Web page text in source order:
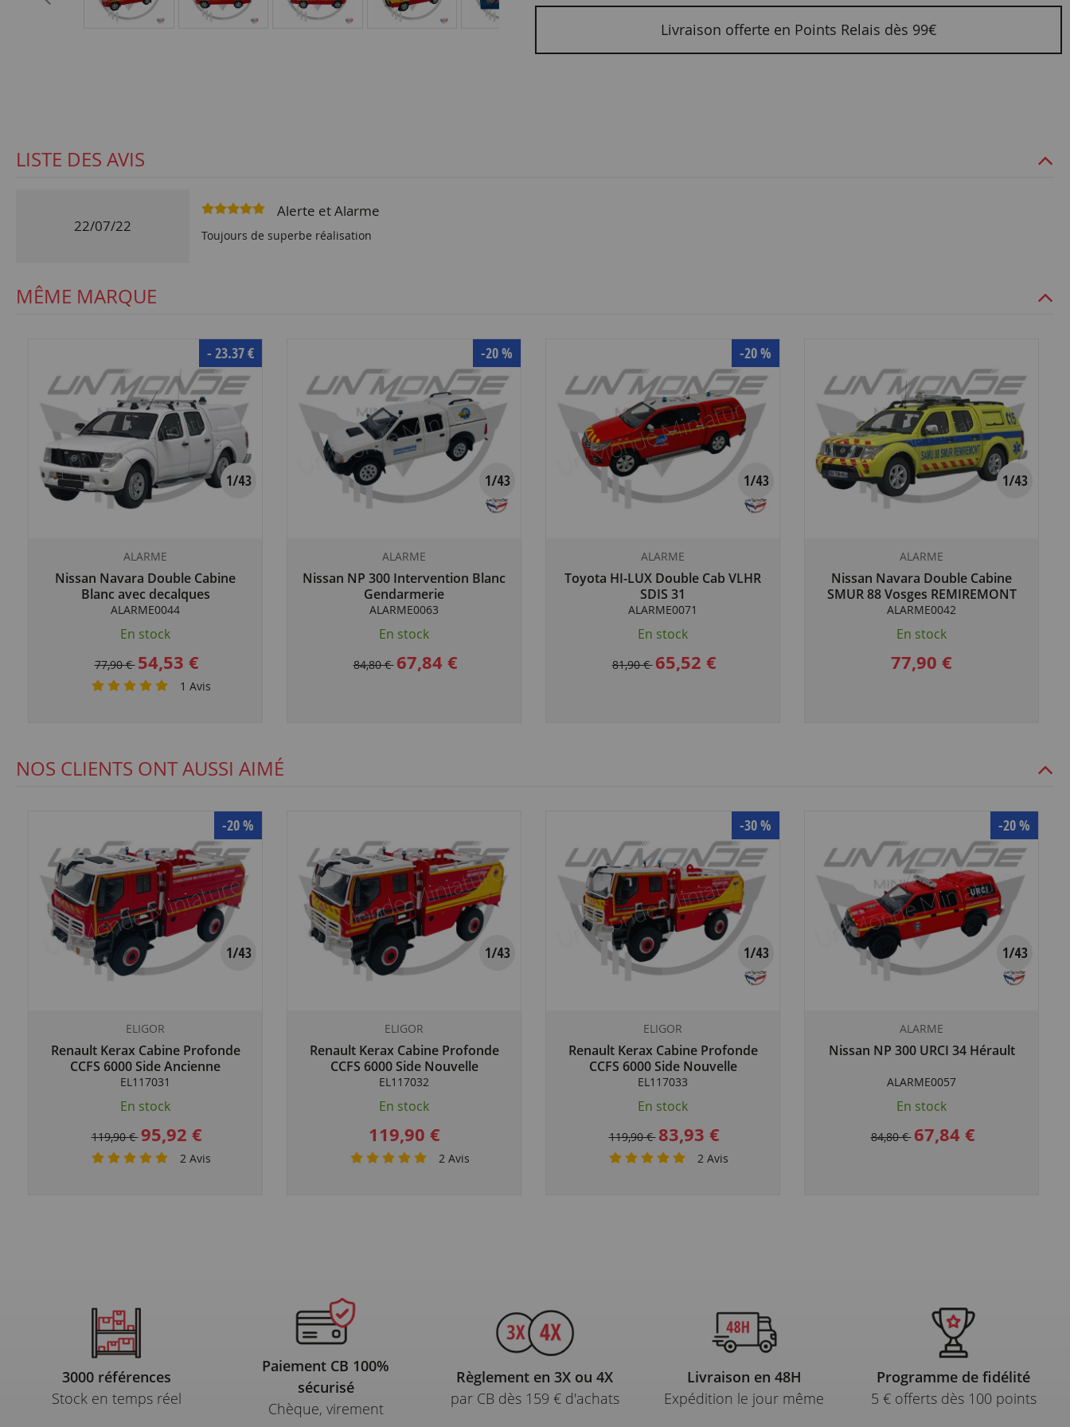
Livraison offerte en Points Relais dès 99€
LISTE DES AVIS
22/07/22
Alerte et Alarme
Toujours de superbe réalisation
MÊME MARQUE
- 23.37 €
ALARME
Nissan Navara Double Cabine
Blanc avec decalques
ALARME0044
En stock
77,90 € 54,53 €
1 Avis
-20 %
ALARME
Nissan NP 300 Intervention Blanc
Gendarmerie
ALARME0063
En stock
84,80 € 67,84 €
-20 %
ALARME
Toyota HI-LUX Double Cab VLHR
SDIS 31
ALARME0071
En stock
81,90 € 65,52 €
ALARME
Nissan Navara Double Cabine
SMUR 88 Vosges REMIREMONT
ALARME0042
En stock
77,90 €
NOS CLIENTS ONT AUSSI AIMÉ
-20 %
ELIGOR
Renault Kerax Cabine Profonde
CCFS 6000 Side Ancienne
Décoration Exclu
EL117031
En stock
119,90 €95,92 €
2 Avis
ELIGOR
Renault Kerax Cabine Profonde
CCFS 6000 Side Nouvelle
Décoration Exclu
EL117032
En stock
119,90 €
2 Avis
-30 %
ELIGOR
Renault Kerax Cabine Profonde
CCFS 6000 Side Nouvelle
Décoration Exclu
EL117033
En stock
119,90 € 83,93 €
2 Avis
-20 %
ALARME
Nissan NP 300 URCI 34 Hérault
ALARME0057
En stock
84,80 € 67,84 €
3000 références
Stock en temps réel
Paiement CB 100%
sécurisé
Chèque, virement
Règlement en 3X ou 4X
par CB dès 159 € d'achats
Livraison en 48H
Expédition le jour même
Programme de fidélité
5 € offerts dès 100 points